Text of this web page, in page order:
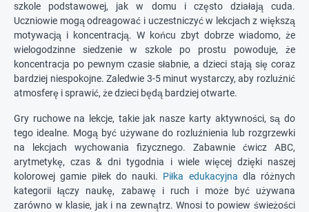
szkole podstawowej, jak w domu i często działają cuda.
Uczniowie mogą odreagować i uczestniczyć w lekcjach z większą
motywacją i koncentracją. W końcu zbyt dobrze wiadomo, że
wielogodzinne siedzenie w szkole po prostu powoduje, że
koncentracja po pewnym czasie słabnie, a dzieci stają się coraz
bardziej niespokojne. Zaledwie 3-5 minut wystarczy, aby rozluźnić
atmosferę i sprawić, że dzieci będą bardziej otwarte.
Gry ruchowe na lekcje, takie jak nasze karty aktywności, są do
tego idealne. Mogą być używane do rozluźnienia lub rozgrzewki
na lekcjach wychowania fizycznego. Zabawnie ćwicz ABC,
arytmetykę, czas & dni tygodnia i wiele więcej dzięki naszej
kolorowej gamie piłek do nauki. Piłka edukacyjna dla różnych
kategorii łączy naukę, zabawę i ruch i może być używana
zarówno w klasie, jak i na zewnątrz. Wnosi to powiew świeżości